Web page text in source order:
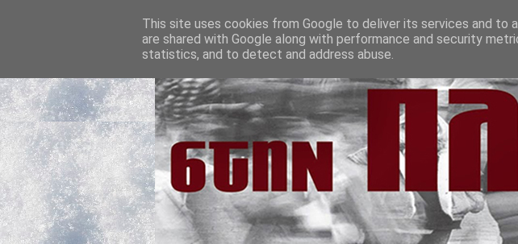
This site uses cookies from Google to deliver its services and to
are shared with Google along with performance and security
statistics, and to detect and address abuse.